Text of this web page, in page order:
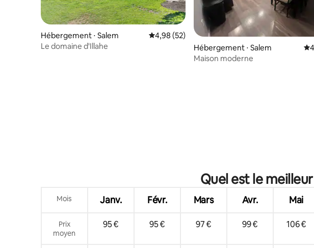
Hébergement ⋅ Salem Évaluation moyenne sur la base de 52
4,98 (52)
Le domaine d'Illahe
Hébergement ⋅ Salem
Maison moderne
Quel est le
Mois Janv. Févr. Mars Avr. Mai
Prix
moyen
95 € 95 € 97 € 99 € 106 €